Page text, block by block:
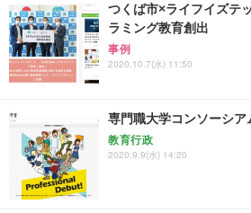
つくば市×ライフイズテ
ラミング教育創出
事例
2020.10.7(水) 11:50
専門職大学コンソーシ
教育行政
2020.9.9(水) 14:20